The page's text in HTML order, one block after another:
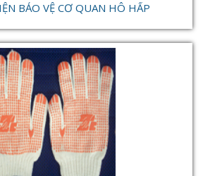
BẢO VỆ CƠ QUAN HÔ HẤP